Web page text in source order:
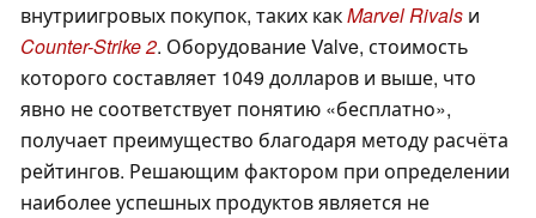
внутриигровых покупок, таких какMarvel Rivals и
Counter-Strike 2. Оборудование Valve, стоимость
которого составляет 1049 долларов и выше, что
явно не соответствует понятию «бесплатно»,
получает преимущество благодаря методу расчёта
рейтингов. Решающим фактором при определении
наиболее успешных продуктов является не